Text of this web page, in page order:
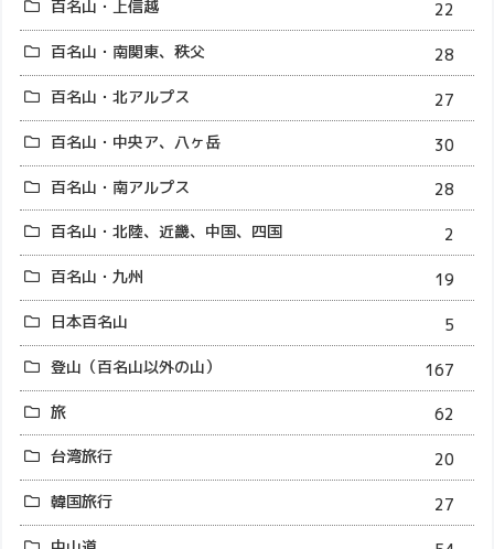
百名山・上信越
22
百名山・南関東、秩父
28
百名山・北アルプス
27
百名山・中央ア、八ヶ岳
30
百名山・南アルプス
28
百名山・北陸、近畿、中国、四国
2
百名山・九州
19
日本百名山
5
登山（百名山以外の山）
167
旅
62
台湾旅行
20
韓国旅行
27